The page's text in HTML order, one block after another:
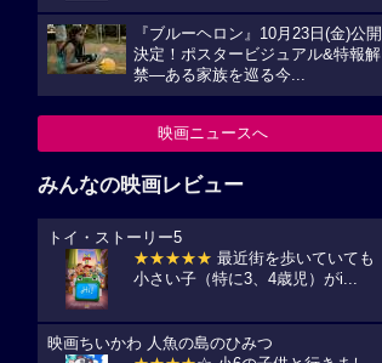
『ブルーヘロン』10月23日(金)公開
決定！ポスタービジュアル&特報解
禁―ある家族を巡る今...
映画ニュースへ
みんなの映画レビュー
トイ・ストーリー5
★★★★★ 最近街を歩いていても
小さい子（特に3、4歳児）がi...
映画ちいかわ 人魚の島のひみつ